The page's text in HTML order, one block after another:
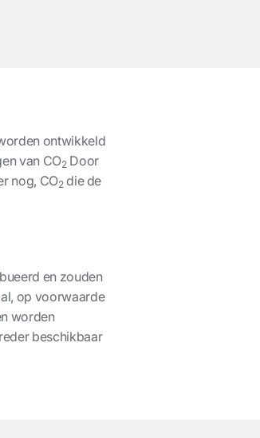
ontwikkeld
van CO2Door
nog, CO2die de
en zouden
op voorwaarde
worden
beschikbaar